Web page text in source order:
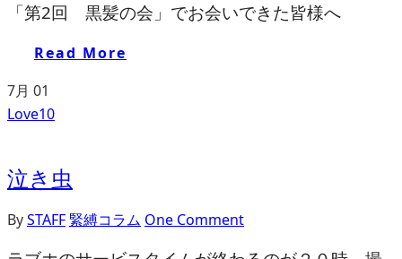
「第2回 黒髪の会」でお会いできた皆様へ
Read More
7月 01
Love10
泣き虫
BySTAFF 緊縛コラム One Comment